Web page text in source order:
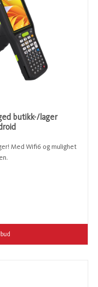
butikk-/lager
Med Wifi6 og mulighet